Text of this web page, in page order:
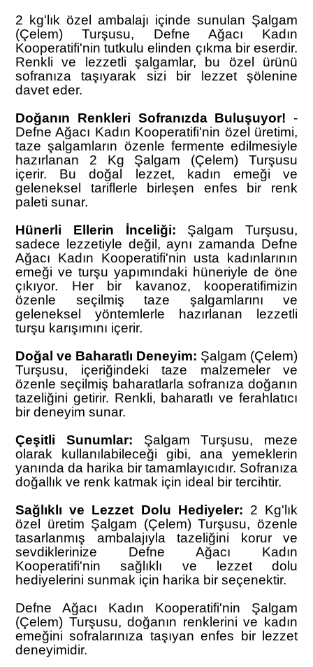
2 kg'lık özel ambalajı içinde sunulan Şalgam
(Çelem) Turşusu, Defne Ağacı Kadın
Kooperatifi'nin tutkulu elinden çıkma bir eserdir.
Renkli ve lezzetli şalgamlar, bu özel ürünü
sofranıza taşıyarak sizi bir lezzet şölenine
davet eder.
Doğanın Renkleri Sofranızda Buluşuyor! -
Defne Ağacı Kadın Kooperatifi'nin özel üretimi,
taze şalgamların özenle fermente edilmesiyle
hazırlanan 2 Kg Şalgam (Çelem) Turşusu
içerir. Bu doğal lezzet, kadın emeği ve
geleneksel tariflerle birleşen enfes bir renk
paleti sunar.
Hünerli Ellerin İnceliği: Şalgam Turşusu,
sadece lezzetiyle değil, aynı zamanda Defne
Ağacı Kadın Kooperatifi'nin usta kadınlarının
emeği ve turşu yapımındaki hüneriyle de öne
çıkıyor. Her bir kavanoz, kooperatifimizin
özenle seçilmiş taze şalgamlarını ve
geleneksel yöntemlerle hazırlanan lezzetli
turşu karışımını içerir.
Doğal ve Baharatlı Deneyim: Şalgam (Çelem)
Turşusu, içeriğindeki taze malzemeler ve
özenle seçilmiş baharatlarla sofranıza doğanın
tazeliğini getirir. Renkli, baharatlı ve ferahlatıcı
bir deneyim sunar.
Çeşitli Sunumlar: Şalgam Turşusu, meze
olarak kullanılabileceği gibi, ana yemeklerin
yanında da harika bir tamamlayıcıdır. Sofranıza
doğallık ve renk katmak için ideal bir tercihtir.
Sağlıklı ve Lezzet Dolu Hediyeler: 2 Kg'lık
özel üretim Şalgam (Çelem) Turşusu, özenle
tasarlanmış ambalajıyla tazeliğini korur ve
sevdiklerinize Defne Ağacı Kadın
Kooperatifi'nin sağlıklı ve lezzet dolu
hediyelerini sunmak için harika bir seçenektir.
Defne Ağacı Kadın Kooperatifi'nin Şalgam
(Çelem) Turşusu, doğanın renklerini ve kadın
emeğini sofralarınıza taşıyan enfes bir lezzet
deneyimidir.